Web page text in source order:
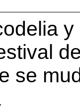
se